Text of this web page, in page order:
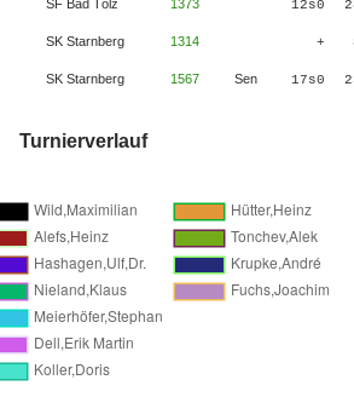
SF Bad Tölz 1373 12s0
SK Starnberg 1314 +
SK Starnberg 1567 Sen 17s0
Turnierverlauf